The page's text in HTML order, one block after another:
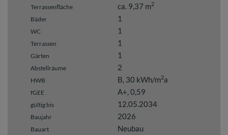
Terrassenfläche ca. 9,37 m2
Bäder 1
WC 1
Terrassen 1
Gärten 1
Abstellräume 2
HWB B, 30 kWh/m2a
fGEE A+, 0,59
gültig bis 12.05.2034
Baujahr 2026
Bauart Neubau